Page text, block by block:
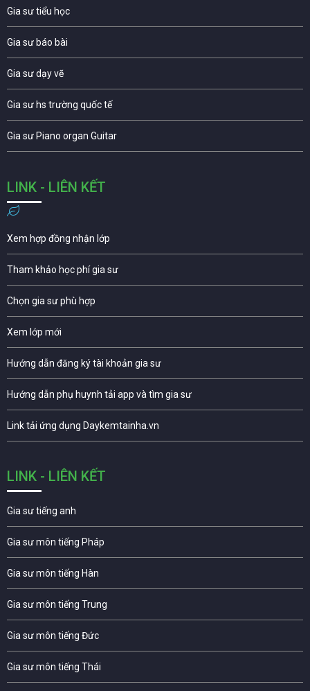
Gia sư tiểu học
Gia sư báo bài
Gia sư dạy vẽ
Gia sư hs trường quốc tế
Gia sư Piano organ Guitar
LINK - LIÊN KẾT
Xem hợp đồng nhận lớp
Tham khảo học phí gia sư
Chọn gia sư phù hợp
Xem lớp mới
Hướng dẫn đăng ký tài khoản gia sư
Hướng dẫn phụ huynh tải app và tìm gia sư
Link tải ứng dụng Daykemtainha.vn
LINK - LIÊN KẾT
Gia sư tiếng anh
Gia sư môn tiếng Pháp
Gia sư môn tiếng Hàn
Gia sư môn tiếng Trung
Gia sư môn tiếng Đức
Gia sư môn tiếng Thái